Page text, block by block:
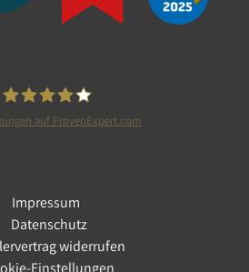
auf ProvenExpert.com
Impressum
Datenschutz
widerrufen
Einstellungen